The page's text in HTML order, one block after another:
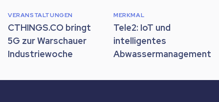
VERANSTALTUNGEN
CTHINGS.CO bringt
5G zur Warschauer
Industriewoche
MERKMAL
Tele2: IoT und
intelligentes
Abwassermanagement